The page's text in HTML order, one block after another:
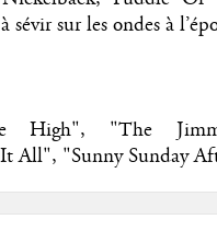
sur les ondes à
"The
All", "Sunny Sunday